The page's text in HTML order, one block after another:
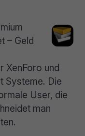
– Geld
XenForo und
Systeme. Die
User, die
man